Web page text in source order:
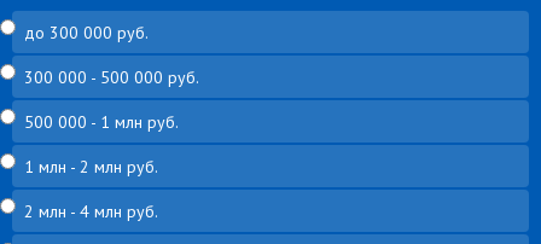
до 300 000 руб.
300 000 - 500 000 руб.
500 000 - 1 млн руб.
1 млн - 2 млн руб.
2 млн - 4 млн руб.